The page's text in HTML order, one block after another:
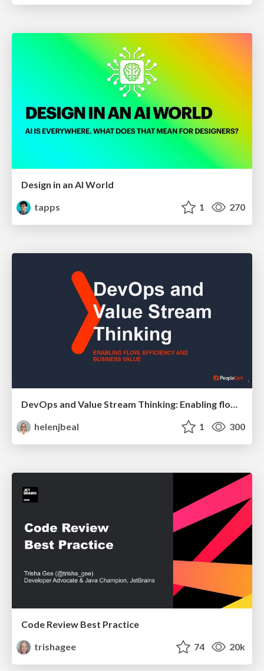
Design in an AI World
tapps
1 270
DevOps and Value Stream Thinking: Enabling flow, efficiency and business value
helenjbeal
1 300
Code Review Best Practice
trishagee
74 20k